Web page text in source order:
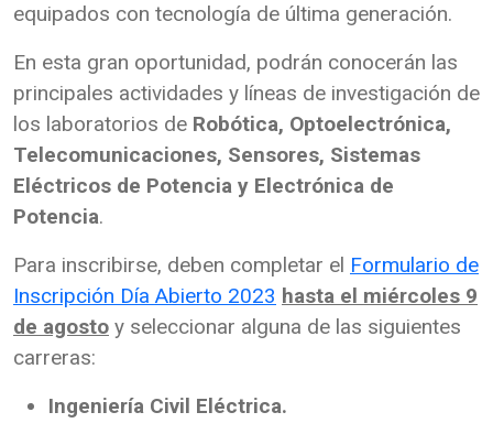
equipados con tecnología de última generación.
En esta gran oportunidad, podrán conocerán las
principales actividades y líneas de investigación de
los laboratorios de Robótica, Optoelectrónica,
Telecomunicaciones, Sensores, Sistemas
Eléctricos de Potencia y Electrónica de
Potencia.
Para inscribirse, deben completar el Formulario de
Inscripción Día Abierto 2023 hasta el miércoles 9
de agosto y seleccionar alguna de las siguientes
carreras:
Ingeniería Civil Eléctrica.